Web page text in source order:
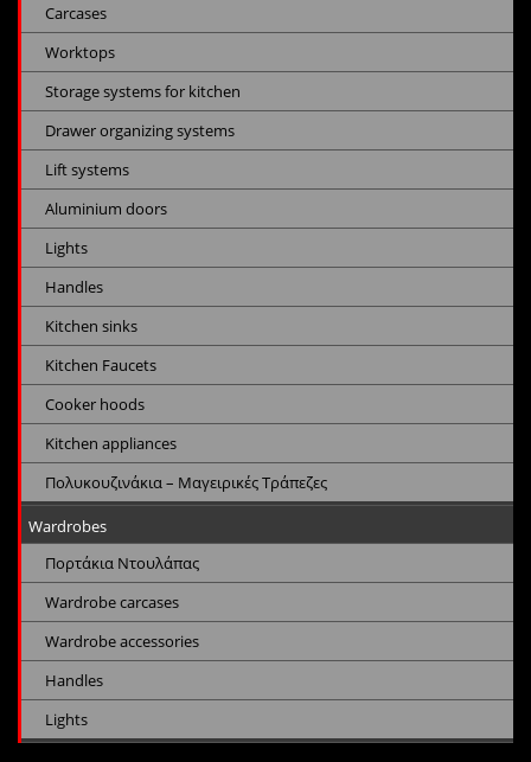
Carcases
Worktops
Storage systems for kitchen
Drawer organizing systems
Lift systems
Aluminium doors
Lights
Handles
Kitchen sinks
Kitchen Faucets
Cooker hoods
Kitchen appliances
Πολυκουζινάκια – Μαγειρικές Τράπεζες
Wardrobes
Πορτάκια Ντουλάπας
Wardrobe carcases
Wardrobe accessories
Handles
Lights